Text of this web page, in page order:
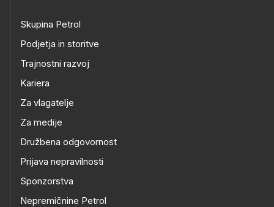
Skupina Petrol
Podjetja in storitve
Trajnostni razvoj
Kariera
Za vlagatelje
Za medije
Družbena odgovornost
Prijava nepravilnosti
Sponzorstva
Nepremičnine Petrol